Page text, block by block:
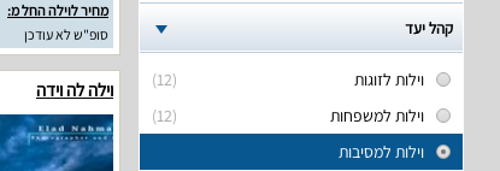
קהל יעד
(12)
וילות לזוגות
(12)
וילות למשפחות
וילות למסיבות
מחיר לוילה החל מ:
סופ"ש לא עודכן
וילה לה וידה